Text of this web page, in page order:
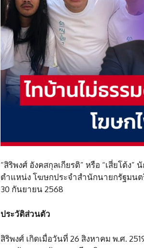
“สิริพงศ์ อังคสกุลเกียรติ” หรือ “เสี่ยโต้ง
ตำแหน่ง โฆษกประจำสำนักนายกรัฐมน
30 กันยายน 2568
ประวัติส่วนตัว
สิริพงศ์ เกิดเมื่อวันที่ 26 สิงหาคม พ.ศ.